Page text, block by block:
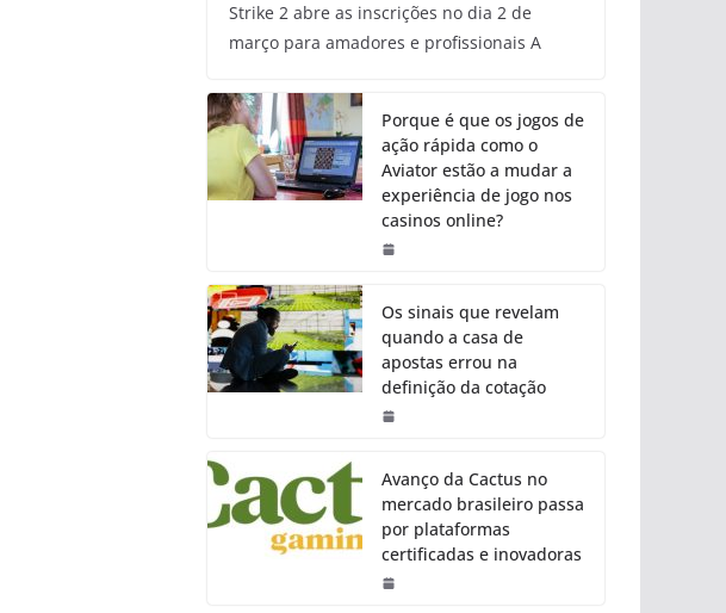
Strike 2 abre as inscrições no dia 2 de
março para amadores e profissionais A
Porque é que os jogos de
ação rápida como o
Aviator estão a mudar a
experiência de jogo nos
casinos online?
Os sinais que revelam
quando a casa de
apostas errou na
definição da cotação
Avanço da Cactus no
mercado brasileiro passa
por plataformas
certificadas e inovadoras